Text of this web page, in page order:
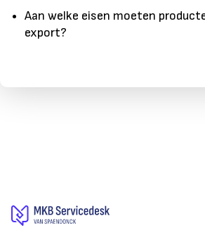
Aan welke eisen moeten
export?